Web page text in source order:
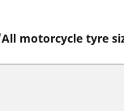
All motorcycle tyre